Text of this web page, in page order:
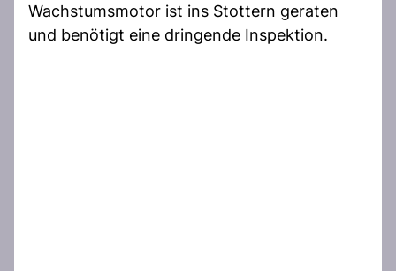
Wachstumsmotor ist ins Stottern geraten
und benötigt eine dringende Inspektion.